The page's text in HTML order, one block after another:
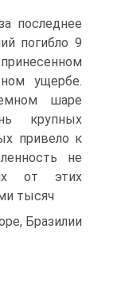
последнее
погибло 9
ущербе.
шаре
крупных
привело к
не
от этих
тысяч
Бразилии